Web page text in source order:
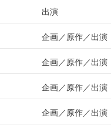
出演
企画 原作 出演
企画 原作 出演
企画 原作 出演
企画 原作 出演